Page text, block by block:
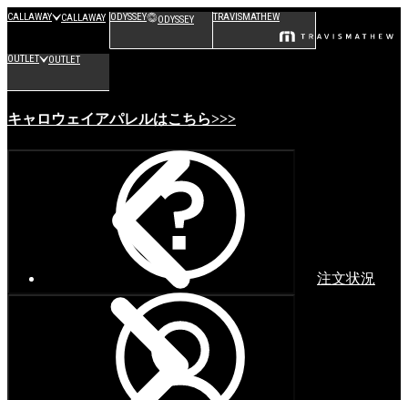
CALLAWAY CALLAWAY ODYSSEY ODYSSEY TRAVISMATHEW
OUTLET OUTLET
キャロウェイアパレルはこちら>>>
注文状況